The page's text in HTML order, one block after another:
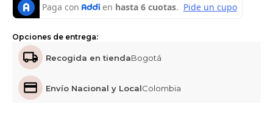
Opciones de entrega:
Recogida en tiendaBogotá
Envío Nacional y LocalColombia